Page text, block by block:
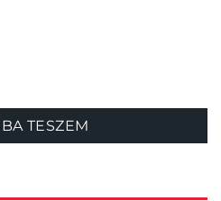
TESZEM